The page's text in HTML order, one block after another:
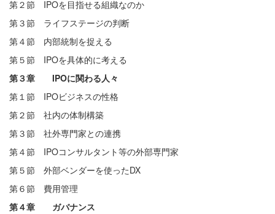
第２節 IPOを目指せる組織なのか
第３節 ライフステージの判断
第４節 内部統制を捉える
第５節 IPOを具体的に考える
第３章 IPOに関わる人々
第１節 IPOビジネスの性格
第２節 社内の体制構築
第３節 社外専門家との連携
第４節 IPOコンサルタント等の外部専門家
第５節 外部ベンダーを使ったDX
第６節 費用管理
第４章 ガバナンス